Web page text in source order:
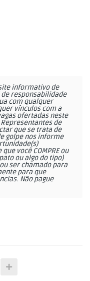
site informativo de
de responsabilidade
com qualquer
vínculos com a
ofertadas neste
de
que se trata de
golpe nos informe
você COMPRE ou
ou algo do tipo)
ser chamado para
para que
Não pague